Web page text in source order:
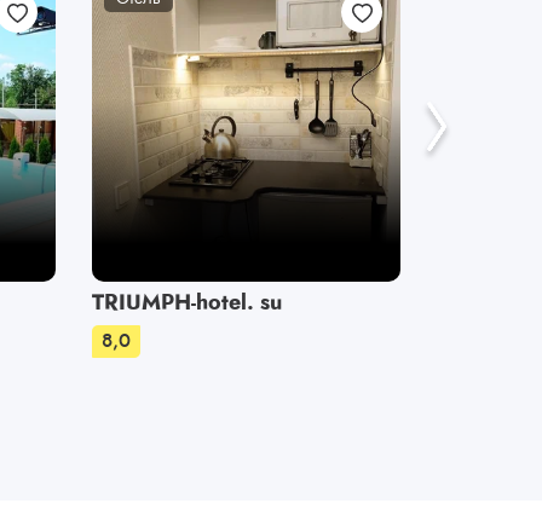
TRIUMPH-hotel. su
8,0